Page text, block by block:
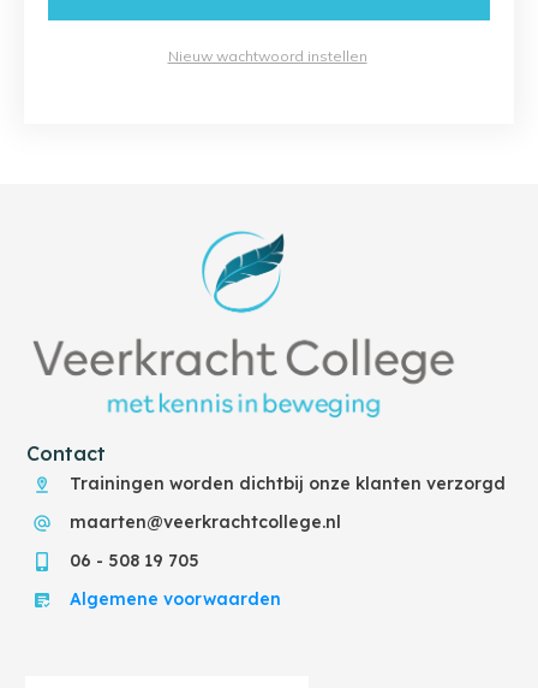
Nieuw wachtwoord instellen
Contact
Trainingen worden dichtbij onze klanten verzorgd
maarten@veerkrachtcollege.nl
06 - 508 19 705
Algemene voorwaarden